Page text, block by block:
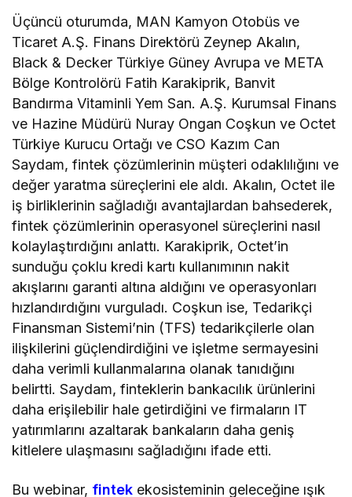
Üçüncü oturumda, MAN Kamyon Otobüs ve
Ticaret A.Ş. Finans Direktörü Zeynep Akalın,
Black & Decker Türkiye Güney Avrupa ve META
Bölge Kontrolörü Fatih Karakiprik, Banvit
Bandırma Vitaminli Yem San. A.Ş. Kurumsal Finans
ve Hazine Müdürü Nuray Ongan Coşkun ve Octet
Türkiye Kurucu Ortağı ve CSO Kazım Can
Saydam, fintek çözümlerinin müşteri odaklılığını ve
değer yaratma süreçlerini ele aldı. Akalın, Octet ile
iş birliklerinin sağladığı avantajlardan bahsederek,
fintek çözümlerinin operasyonel süreçlerini nasıl
kolaylaştırdığını anlattı. Karakiprik, Octet’in
sunduğu çoklu kredi kartı kullanımının nakit
akışlarını garanti altına aldığını ve operasyonları
hızlandırdığını vurguladı. Coşkun ise, Tedarikçi
Finansman Sistemi’nin (TFS) tedarikçilerle olan
ilişkilerini güçlendirdiğini ve işletme sermayesini
daha verimli kullanmalarına olanak tanıdığını
belirtti. Saydam, finteklerin bankacılık ürünlerini
daha erişilebilir hale getirdiğini ve firmaların IT
yatırımlarını azaltarak bankaların daha geniş
kitlelere ulaşmasını sağladığını ifade etti.
Bu webinar, fintek ekosisteminin geleceğine ışık